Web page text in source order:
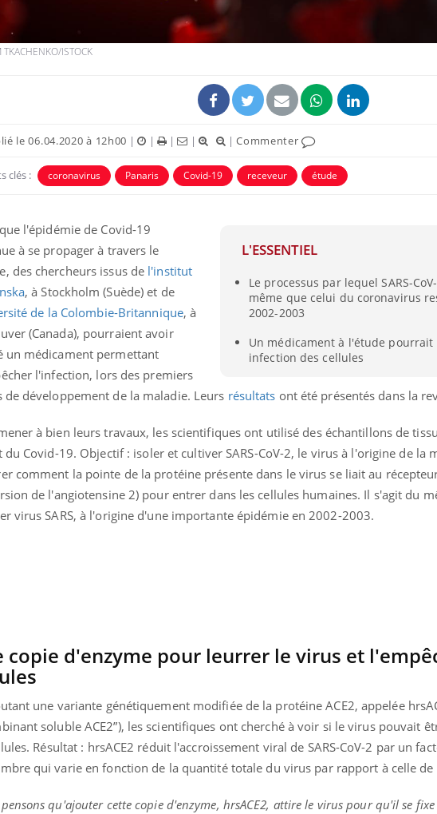
TKACHENKO/ISTOCK
le 06.04.2020 à 12h00 | | | | |Commenter
clés : coronavirus Panaris Covid-19 receveur étude
L'ESSENTIEL
Le processus par lequel SARS-
même que celui du coronavirus
2002-2003
Un médicament à l'étude
infection des cellules
l'épidémie de Covid-19
à se propager à travers le
des chercheurs issus de l'institut
, à Stockholm (Suède) et de
de la Colombie-Britannique, à
(Canada), pourraient avoir
un médicament permettant
l'infection, lors des premiers
de développement de la maladie. Leurs résultats ont été présentés dans la
à bien leurs travaux, les scientifiques ont utilisé des échantillons de
du Covid-19. Objectif : isoler et cultiver SARS-CoV-2, le virus à l'origine de la
comment la pointe de la protéine présente dans le virus se liait au
de l'angiotensine 2) pour entrer dans les cellules humaines. Il s'agit du
virus SARS, à l'origine d'une importante épidémie en 2002-2003.
copie d'enzyme pour leurrer le virus et
une variante génétiquement modifiée de la protéine ACE2, appelée
soluble ACE2”), les scientifiques ont cherché à voir si le virus pouvait
Résultat : hrsACE2 réduit l'accroissement viral de SARS-CoV-2 par un
qui varie en fonction de la quantité totale du virus par rapport à celle de
pensons qu'ajouter cette copie d'enzyme, hrsACE2, attire le virus pour qu'il se
des Mains : se
!Youtube
plage, piscine,
plein air… Nos mains
Diabète & Ramadan 2026Youtube
diabète, c'est une période de questions, de
défis, mais ...
Youtube
Un «
faciliter
Un
santé :